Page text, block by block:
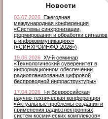
Новости
03.07.2026 Ежегодная
международная конференция
«Системы синхронизации,
формирования и обработки сигналов
в инфокоммуникациях»
(«СИНХРОИНФО-2026»)
19.06.2026 XV-й семинар
«Технологический суверенитет в
информационном обеспечении
радиопланирования цифровой
беспроводной инфраструктуры»
17.04.2026 I-я Всероссийская
научно-техническая конференция
«Актуальные проблемы создания и
применения радиоэлектронных
систем космических комплексов»